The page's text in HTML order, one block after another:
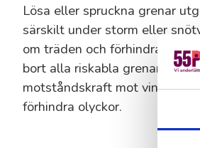
Lösa eller spruckna grenar
särskilt under storm eller
om träden och förhindra att
bort alla riskabla grenar nära
motståndskraft mot
förhindra olyckor.